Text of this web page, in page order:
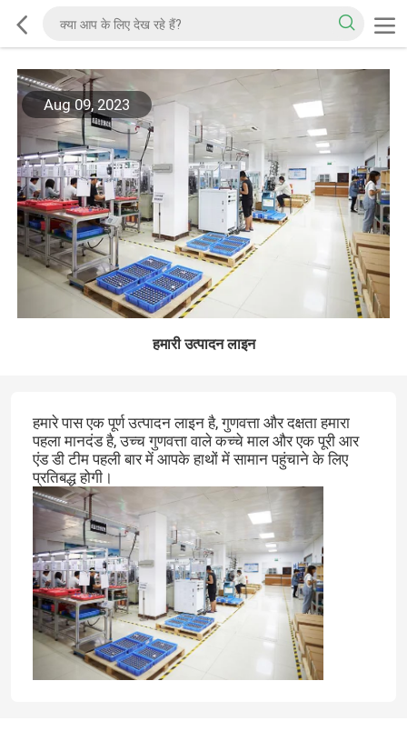
Aug 09, 2023
हमारी उत्पादन लाइन
हमारे पास एक पूर्ण उत्पादन लाइन है, गुणवत्ता और दक्षता हमारा
पहला मानदंड है, उच्च गुणवत्ता वाले कच्चे माल और एक पूरी आर
एंड डी टीम पहली बार में आपके हाथों में सामान पहुंचाने के लिए
प्रतिबद्ध होगी।